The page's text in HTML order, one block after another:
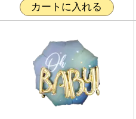
カートに入れる